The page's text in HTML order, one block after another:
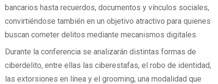
bancarios hasta recuerdos, documentos y vínculos sociales,
convirtiéndose también en un objetivo atractivo para quienes
buscan cometer delitos mediante mecanismos digitales.
Durante la conferencia se analizarán distintas formas de
ciberdelito, entre ellas las ciberestafas, el robo de identidad,
las extorsiones en línea y el grooming, una modalidad que